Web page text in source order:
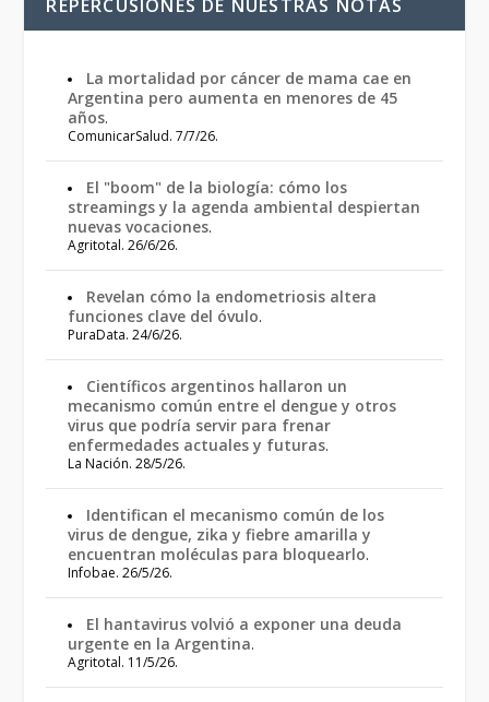
REPERCUSIONES DE NUESTRAS NOTAS
La mortalidad por cáncer de mama cae en
Argentina pero aumenta en menores de 45
años.
ComunicarSalud. 7/7/26.
El "boom" de la biología: cómo los
streamings y la agenda ambiental despiertan
nuevas vocaciones.
Agritotal. 26/6/26.
Revelan cómo la endometriosis altera
funciones clave del óvulo.
PuraData. 24/6/26.
Científicos argentinos hallaron un
mecanismo común entre el dengue y otros
virus que podría servir para frenar
enfermedades actuales y futuras.
La Nación. 28/5/26.
Identifican el mecanismo común de los
virus de dengue, zika y fiebre amarilla y
encuentran moléculas para bloquearlo.
Infobae. 26/5/26.
El hantavirus volvió a exponer una deuda
urgente en la Argentina.
Agritotal. 11/5/26.